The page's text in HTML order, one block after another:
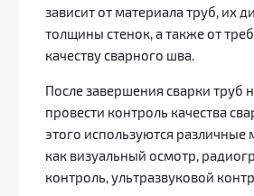
зависит от материала труб, их
толщины стенок, а также от
качеству сварного шва.
После завершения сварки труб
провести контроль качества
этого используются различные
как визуальный осмотр,
контроль, ультразвуковой